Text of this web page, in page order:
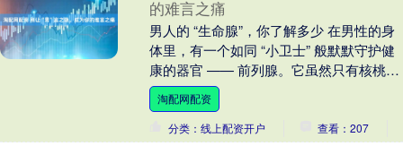
的难言之痛
男人的 “生命腺”，你了解多少 在男性的身
体里，有一个如同 “小卫士” 般默默守护健
康的器官 —— 前列腺。它虽然只有核桃般
大小，却在男性生理健康中扮演着至关
重....
淘配网配资
分类：线上配资开户
查看：207